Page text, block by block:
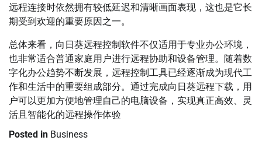
远程连接时依然拥有较低延迟和清晰画面表现，这也是它长
期受到欢迎的重要原因之一。
总体来看，向日葵远程控制软件不仅适用于专业办公环境，
也非常适合普通家庭用户进行远程协助和设备管理。随着数
字化办公趋势不断发展，远程控制工具已经逐渐成为现代工
作和生活中的重要组成部分。通过完成向日葵远程下载，用
户可以更加方便地管理自己的电脑设备，实现真正高效、灵
活且智能化的远程操作体验
Posted in Business